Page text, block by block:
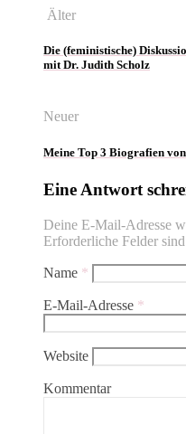
Älter
Die (feministische)
mit Dr. Judith Scholz
Neuer
Meine Top 3 Biografien
Eine Antwort
Deine E-Mail-Adresse
Erforderliche Felder
Name *
E-Mail-Adresse *
Website
Kommentar